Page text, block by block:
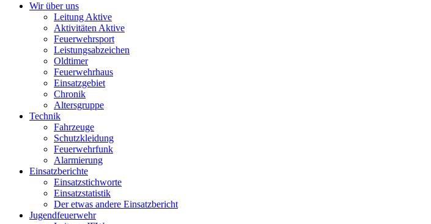
Wir über uns
Leitung Aktive
Aktivitäten Aktive
Feuerwehrsport
Leistungsabzeichen
Oldtimer
Feuerwehrhaus
Einsatzgebiet
Chronik
Altersgruppe
Technik
Fahrzeuge
Schutzkleidung
Feuerwehrfunk
Alarmierung
Einsatzberichte
Einsatzstichworte
Einsatzstatistik
Der etwas andere Einsatzbericht
Jugendfeuerwehr